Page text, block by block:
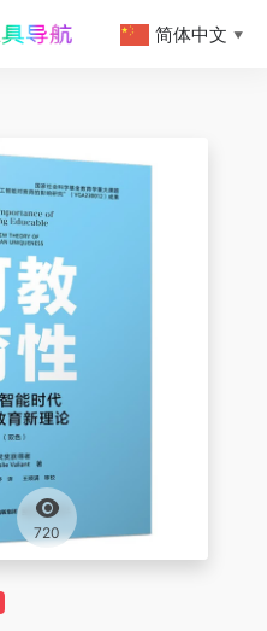
720
简体中文 ▼